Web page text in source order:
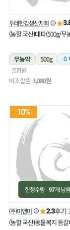
두레한강생산자회 ★
(농할 국산)대파(500g/무
무농약 500g
조합원
비조합원 3,080원
10%
한정수량 97개 남
(주)미앤미 ★2.3후기
(농할 국산)동물복지 등